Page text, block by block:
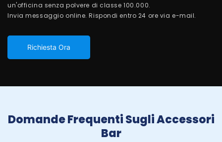
un'officina senza polvere di classe 100.000.
Invia messaggio online. Rispondi entro 24 ore via e-mail.
Richiesta Ora
Domande Frequenti Sugli Accessori
Bar